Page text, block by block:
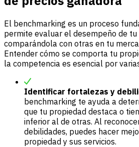
El benchmarking es un proceso
permite evaluar el desempeño de
comparándola con otras en tu
Entender cómo se comporta tu
la competencia es esencial por
Identificar fortalezas y
benchmarking te ayuda a
que tu propiedad destaca o
inferior al de otras. Al
debilidades, puedes hacer
propiedad y sus servicios.